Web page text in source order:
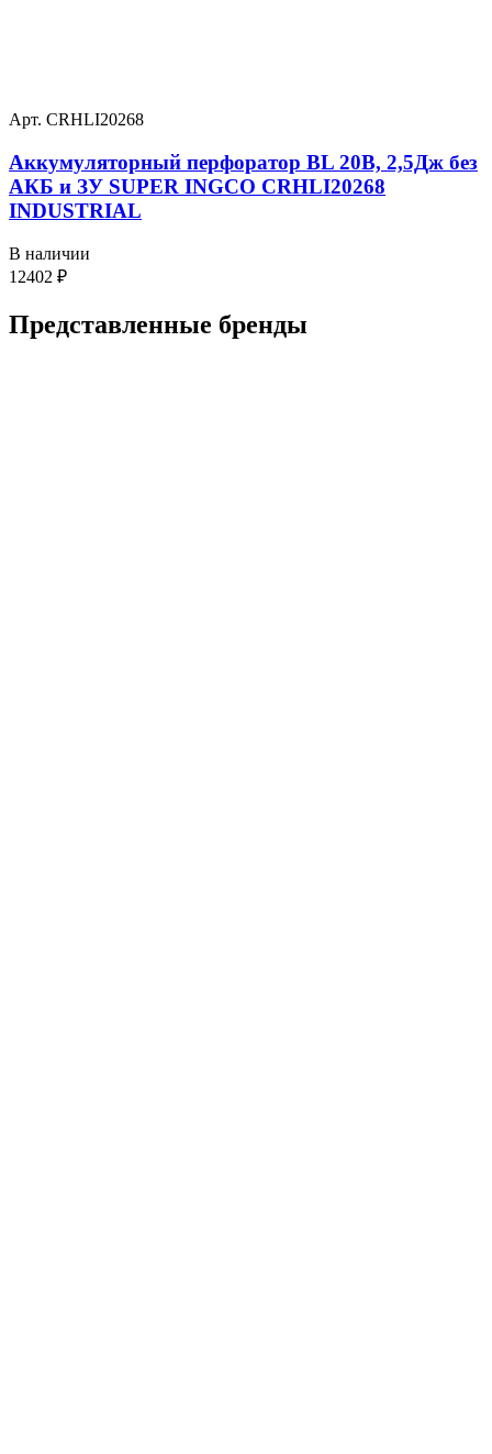
Арт. CRHLI20268
Аккумуляторный перфоратор BL 20В, 2,5Дж без
АКБ и ЗУ SUPER INGCO CRHLI20268
INDUSTRIAL
В наличии
12402 ₽
Представленные бренды